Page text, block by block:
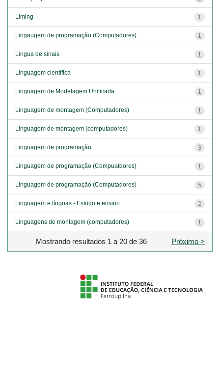
Liming 1
Lingaugem de programação (Computadores) 1
Lingua de sinais 1
Linguagem científica 1
Linguagem de Modelagem Unificada 1
Linguagem de montagem (Computadores) 1
Linguagem de montagem (computadores) 1
Linguagem de programação 3
Linguagem de programação (Compuatdores) 1
Linguagem de programação (Computadores) 5
Linguagem e línguas - Estudo e ensino 2
Linguagens de montagem (computadores) 1
Mostrando resultados 1 a 20 de 36 Próximo >